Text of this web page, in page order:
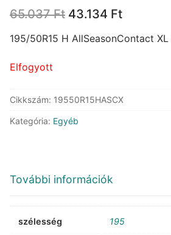
65.037Ft Original
was:
43.134 FtCurrent
is:
195/50R15 H AllSeasonContact XL
Elfogyott
Cikkszám: 19550R15HASCX
Kategória: Egyéb
További információk
szélesség 195